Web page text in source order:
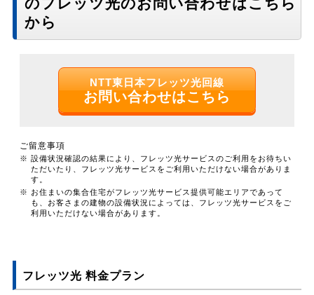
のフレッツ光のお問い合わせはこちら
から
NTT東日本フレッツ光回線
お問い合わせはこちら
ご留意事項
※ 設備状況確認の結果により、フレッツ光サービスのご利用をお待ちい
ただいたり、フレッツ光サービスをご利用いただけない場合がありま
す。
※ お住まいの集合住宅がフレッツ光サービス提供可能エリアであって
も、お客さまの建物の設備状況によっては、フレッツ光サービスをご
利用いただけない場合があります。
フレッツ光 料金プラン